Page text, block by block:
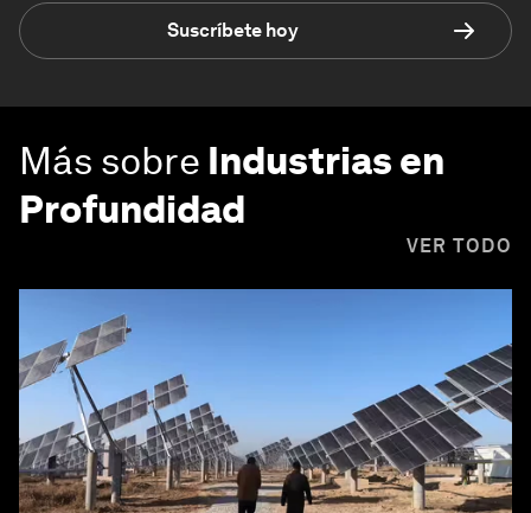
Suscríbete hoy
Más sobre Industrias en
Profundidad
VER TODO